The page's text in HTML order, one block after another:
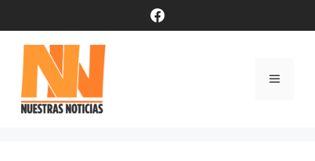
contenido
Facebook
Menú